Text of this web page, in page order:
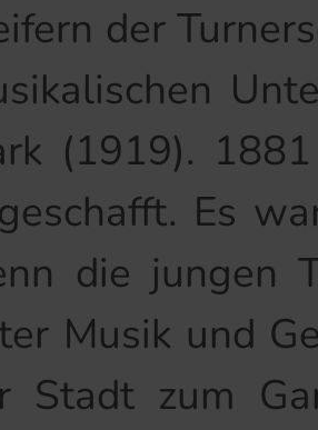
der
(1919).
Es
die jungen
Musik und
Stadt zum